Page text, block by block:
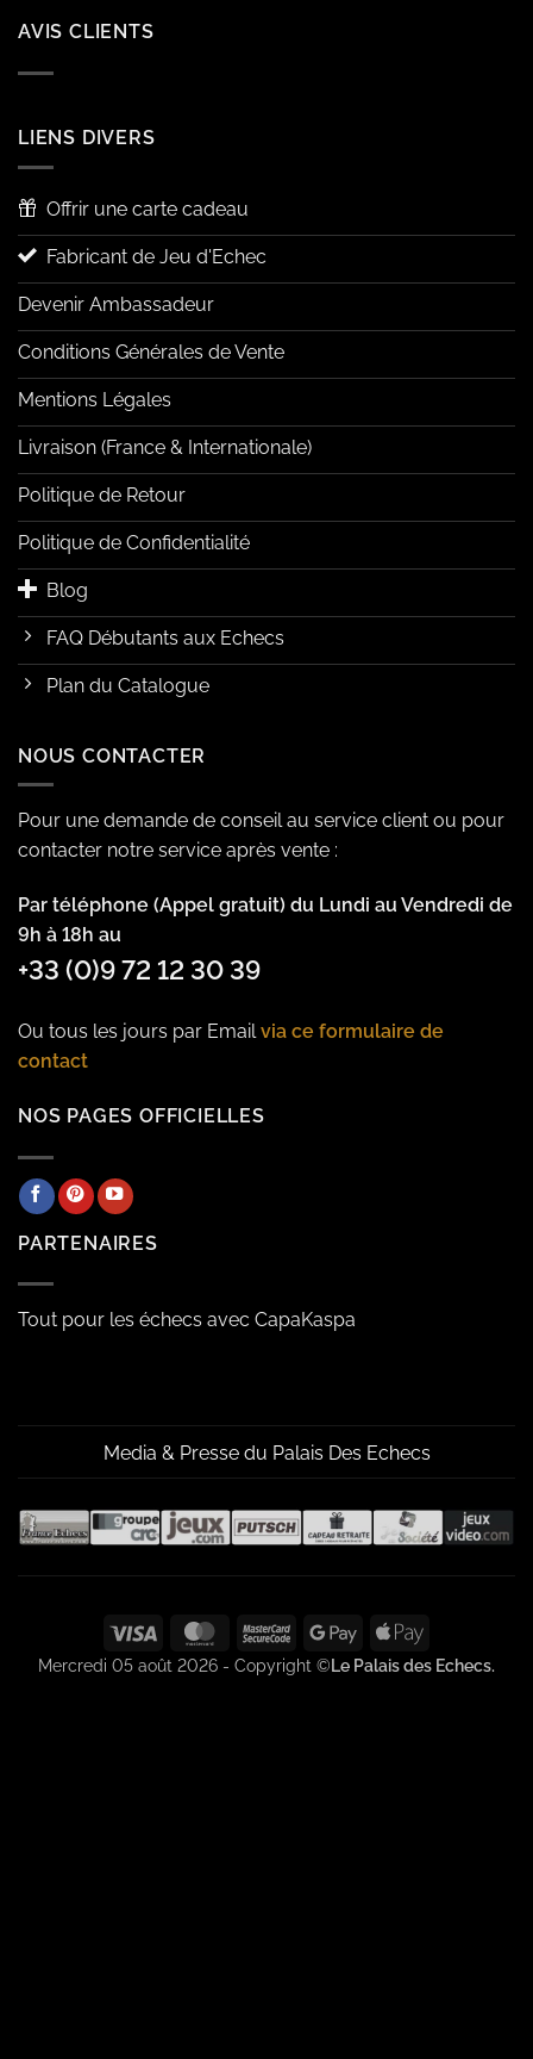
AVIS CLIENTS
LIENS DIVERS
Offrir une carte cadeau
Fabricant de Jeu d'Echec
Devenir Ambassadeur
Conditions Générales de Vente
Mentions Légales
Livraison (France & Internationale)
Politique de Retour
Politique de Confidentialité
Blog
FAQ Débutants aux Echecs
Plan du Catalogue
NOUS CONTACTER
Pour une demande de conseil au service client ou pour
contacter notre service après vente :
Par téléphone (Appel gratuit) du Lundi au Vendredi de
9h à 18h au
+33 (0)9 72 12 30 39
Ou tous les jours par Emailvia ce formulaire de
contact
NOS PAGES OFFICIELLES
PARTENAIRES
Tout pour les échecs avec CapaKaspa
Media & Presse du Palais Des Echecs
Visa MasterCardMasterCard
2
Google
Pay
Apple
Pay
Mercredi 05 août 2026 - Copyright ©Le Palais des Echecs.